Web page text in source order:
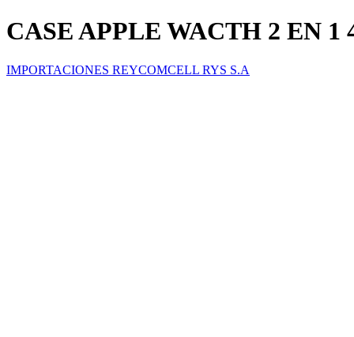
CASE APPLE WACTH 2 EN 1
IMPORTACIONES REYCOMCELL RYS S.A